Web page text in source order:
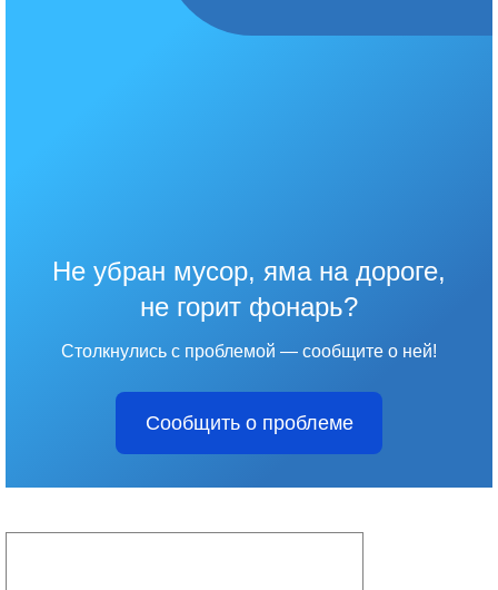
Не убран мусор, яма на дороге,
не горит фонарь?
Столкнулись с проблемой — сообщите о ней!
Сообщить о проблеме